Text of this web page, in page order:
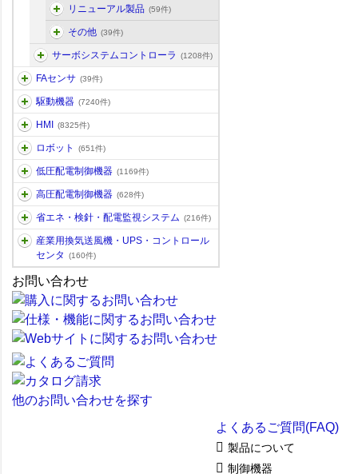
リニューアル製品 (59件)
その他 (39件)
サーボシステムコントローラ (1208件)
FAセンサ (39件)
駆動機器 (7240件)
HMI (8325件)
ロボット (651件)
低圧配電制御機器 (1169件)
高圧配電制御機器 (628件)
省エネ・検針・配電監視システム (216件)
産業用換気送風機・UPS・コントロール
センタ
(160件)
お問い合わせ
他のお問い合わせを探す
よくあるご質問(FAQ)
製品について
制御機器